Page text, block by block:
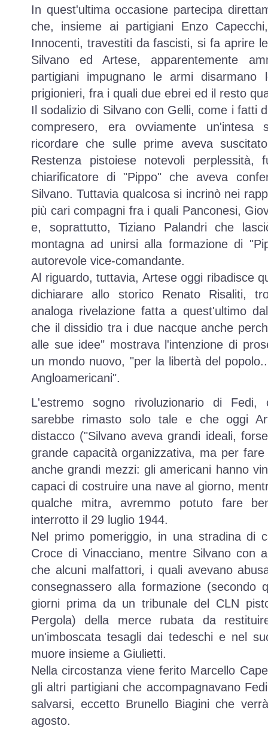
In quest'ultima occasione partecipa
che, insieme ai partigiani Enzo
Innocenti, travestiti da fascisti, si fa aprire
Silvano ed Artese, apparentemente
partigiani impugnano le armi
prigionieri, fra i quali due ebrei ed il resto
Il sodalizio di Silvano con Gelli, come i fatti
compresero, era ovviamente un'intesa
ricordare che sulle prime aveva
Restenza pistoiese notevoli perplessità,
chiarificatore di "Pippo" che aveva
Silvano. Tuttavia qualcosa si incrinò nei
più cari compagni fra i quali Panconesi,
e, soprattutto, Tiziano Palandri che
montagna ad unirsi alla formazione di
autorevole vice-comandante.
Al riguardo, tuttavia, Artese oggi ribadisce
dichiarare allo storico Renato Risaliti,
analoga rivelazione fatta a quest'ultimo
che il dissidio tra i due nacque anche
alle sue idee" mostrava l'intenzione di
un mondo nuovo, "per la libertà del
Angloamericani".
L'estremo sogno rivoluzionario di Fedi,
sarebbe rimasto solo tale e che oggi
distacco ( Silvano aveva grandi ideali,
grande capacità organizzativa, ma per
anche grandi mezzi: gli americani hanno
capaci di costruire una nave al giorno,
qualche mitra, avremmo potuto fare
interrotto il 29 luglio 1944.
Nel primo pomeriggio, in una stradina di
Croce di Vinacciano, mentre Silvano con
che alcuni malfattori, i quali avevano
consegnassero alla formazione (secondo
giorni prima da un tribunale del CLN
Pergola) della merce rubata da
un'imboscata tesagli dai tedeschi e nel
muore insieme a Giulietti.
Nella circostanza viene ferito Marcello
gli altri partigiani che accompagnavano
salvarsi, eccetto Brunello Biagini che
agosto.